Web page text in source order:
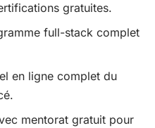
gratuites.
full-stack complet
en ligne complet du
mentorat gratuit pour